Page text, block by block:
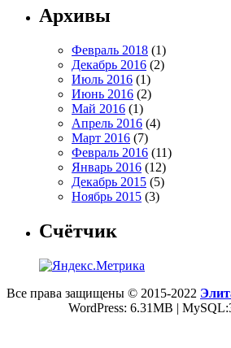
Архивы
Февраль 2018 (1)
Декабрь 2016 (2)
Июль 2016 (1)
Июнь 2016 (2)
Май 2016 (1)
Апрель 2016 (4)
Март 2016 (7)
Февраль 2016 (11)
Январь 2016 (12)
Декабрь 2015 (5)
Ноябрь 2015 (3)
Счётчик
Все права защищены © 2015-2022
WordPress: 6.31MB |